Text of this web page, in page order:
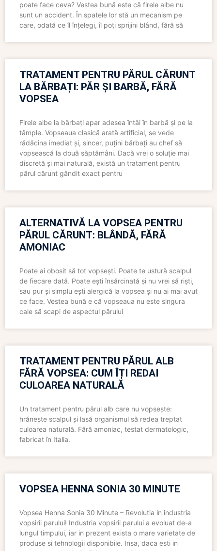
poate face ceva? Vestea bună este că firele albe nu
sunt un accident. În spatele lor stă un mecanism pe
care, odată ce îl înțelegi, îl poți sprijini blând, fără să
TRATAMENT PENTRU PĂRUL CĂRUNT
LA BĂRBAȚI: PĂR ȘI BARBĂ, FĂRĂ
VOPSEA
Firele albe la bărbați apar adesea întâi în barbă și pe la
tâmple. Vopseaua clasică arată artificial, se vede
rădăcina imediat și, sincer, puțini bărbați au chef să
vopsească la două săptămâni. Dacă vrei o soluție mai
discretă și mai naturală, există un tratament pentru
părul cărunt gândit exact pentru
ALTERNATIVĂ LA VOPSEA PENTRU
PĂRUL CĂRUNT: BLÂNDĂ, FĂRĂ
AMONIAC
Poate ai obosit să tot vopsești. Poate te ustură scalpul
de fiecare dată. Poate ești însărcinată și nu vrei să riști,
sau pur și simplu ești alergică la vopsea și nu ai mai avut
ce face. Vestea bună e că vopseaua nu este singura
cale să scapi de aspectul părului
TRATAMENT PENTRU PĂRUL ALB
FĂRĂ VOPSEA: CUM ÎȚI REDAI
CULOAREA NATURALĂ
Un tratament pentru părul alb care nu vopsește:
hrănește scalpul și lasă organismul să redea treptat
culoarea naturală. Fără amoniac, testat dermatologic,
fabricat în Italia.
VOPSEA HENNA SONIA 30 MINUTE
Vopsea Henna Sonia 30 Minute – Revolutia in industria
vopsirii parului! Industria vopsirii parului a evoluat de-a
lungul timpului, iar in prezent exista o mare varietate de
produse si tehnologii disponibile. Insa, daca esti in